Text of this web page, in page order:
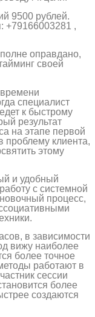
9500 рублей.
+79166003281 ,
оправдано,
своей
времени
специалист
к быстрому
результат
на этапе первой
проблему клиента,
этому
и удобный
с системной
процесс,
в зависимости
вижу наиболее
более точное
работают в
сессии
более
создаются